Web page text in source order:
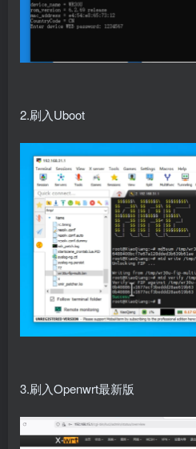
2.刷入Uboot
3.刷入Openwrt最新版